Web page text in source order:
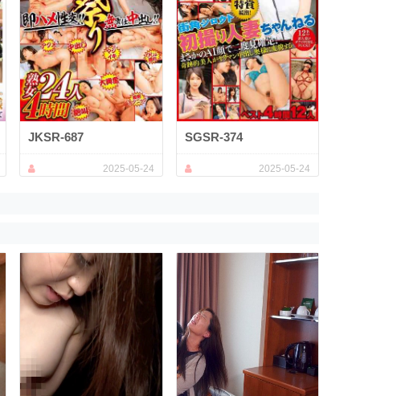
JKSR-687
2025-05-24
SGSR-374
2025-05-24